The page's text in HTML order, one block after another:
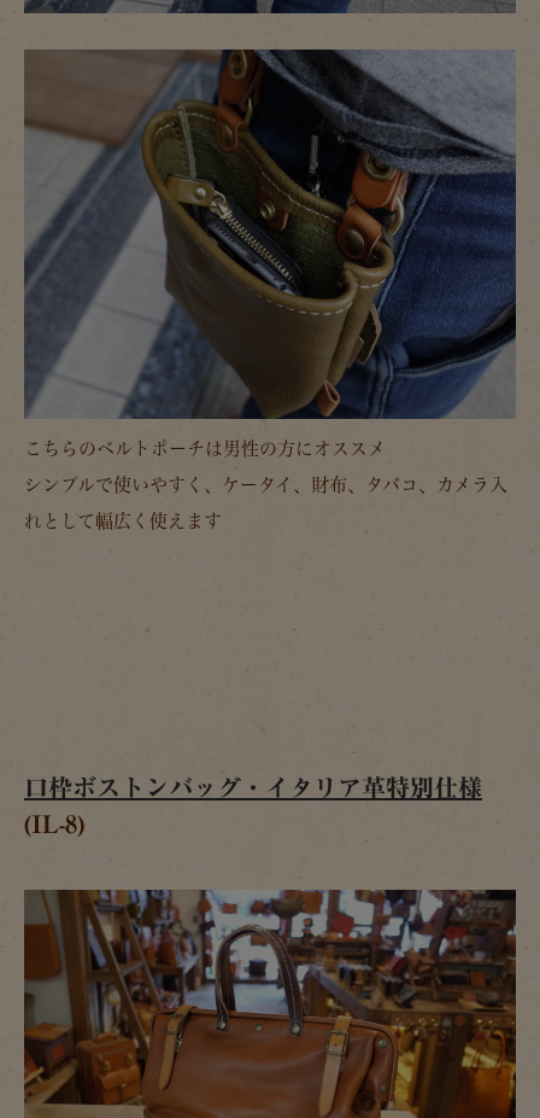
こちらのベルトポーチは男性の方にオススメ
シンプルで使いやすく、ケータイ、財布、タバコ、カメラ入
れとして幅広く使えます
口枠ボストンバッグ・イタリア革特別仕様
(IL-8)